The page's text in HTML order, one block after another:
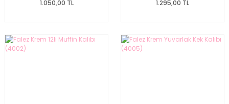
1.050,00 TL 1.295,00 TL